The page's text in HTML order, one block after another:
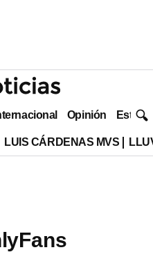
Opinión Estilo
LUIS CÁRDENAS MVS